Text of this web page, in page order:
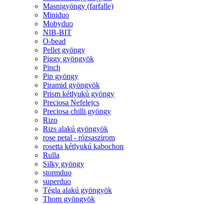
Masnigyöngy (farfalle)
Miniduo
Mobyduo
NIB-BIT
O-bead
Pellet gyöngy
Piggy gyöngyök
Pinch
Pip gyöngy
Piramid gyöngyök
Prism kétlyukú gyöngy
Preciosa Nefelejcs
Preciosa chilli gyöngy
Rizo
Rizs alakú gyöngyök
rose petal - rózsaszirom
rosetta kétlyukú kabochon
Rulla
Silky gyöngy
stormduo
superduo
Tégla alakú gyöngyök
Thorn gyöngyök